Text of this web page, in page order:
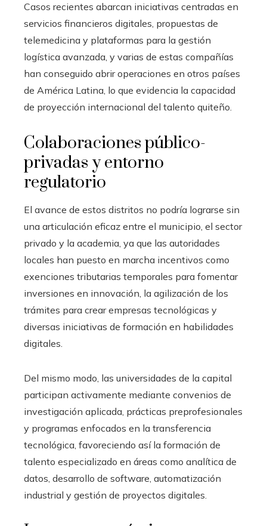
Casos recientes abarcan iniciativas centradas en
servicios financieros digitales, propuestas de
telemedicina y plataformas para la gestión
logística avanzada, y varias de estas compañías
han conseguido abrir operaciones en otros países
de América Latina, lo que evidencia la capacidad
de proyección internacional del talento quiteño.
Colaboraciones público-
privadas y entorno
regulatorio
El avance de estos distritos no podría lograrse sin
una articulación eficaz entre el municipio, el sector
privado y la academia, ya que las autoridades
locales han puesto en marcha incentivos como
exenciones tributarias temporales para fomentar
inversiones en innovación, la agilización de los
trámites para crear empresas tecnológicas y
diversas iniciativas de formación en habilidades
digitales.
Del mismo modo, las universidades de la capital
participan activamente mediante convenios de
investigación aplicada, prácticas preprofesionales
y programas enfocados en la transferencia
tecnológica, favoreciendo así la formación de
talento especializado en áreas como analítica de
datos, desarrollo de software, automatización
industrial y gestión de proyectos digitales.